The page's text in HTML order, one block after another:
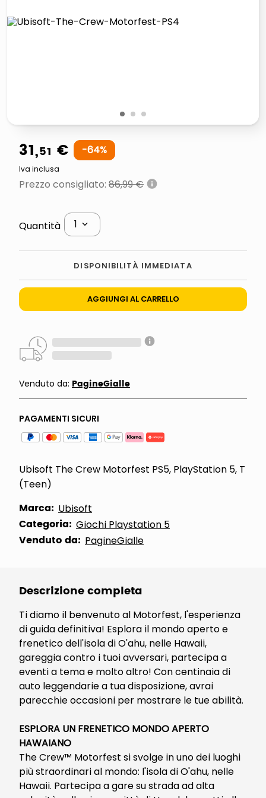
1 2 3
31,51 € -64%
Iva inclusa
Prezzo consigliato: 86,99 €
Quantità 1
DISPONIBILITÀ IMMEDIATA
AGGIUNGI AL CARRELLO
Venduto da: PagineGialle
PAGAMENTI SICURI
Ubisoft The Crew Motorfest PS5, PlayStation 5, T
(Teen)
Marca: Ubisoft
Categoria: Giochi Playstation 5
Venduto da: PagineGialle
Descrizione completa
Ti diamo il benvenuto al Motorfest, l'esperienza
di guida definitiva! Esplora il mondo aperto e
frenetico dell'isola di O'ahu, nelle Hawaii,
gareggia contro i tuoi avversari, partecipa a
eventi a tema e molto altro! Con centinaia di
auto leggendarie a tua disposizione, avrai
parecchie occasioni per mostrare le tue abilità.
ESPLORA UN FRENETICO MONDO APERTO
HAWAIANO
The Crew™ Motorfest si svolge in uno dei luoghi
più straordinari al mondo: l'isola di O'ahu, nelle
Hawaii. Partecipa a gare su strada ad alta